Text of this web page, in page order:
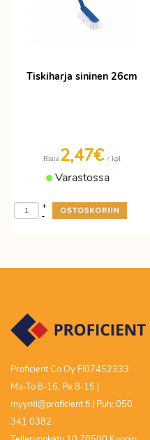
Tiskiharja sininen 26cm
Hinta 2,47€ / kpl
Varastossa
-
+
Proficient Co Oy FI07452333
Ma-To 8-16, Pe 8-15 |
myynti@proficient.fi | Puh: 050
341 0382